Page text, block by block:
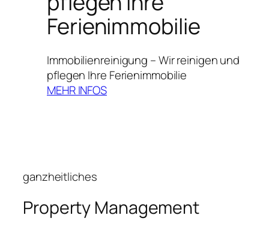
Ferienimmobilie
Immobilienreinigung – Wir reinigen und
pflegen Ihre Ferienimmobilie
MEHR INFOS
ganzheitliches
Property Management